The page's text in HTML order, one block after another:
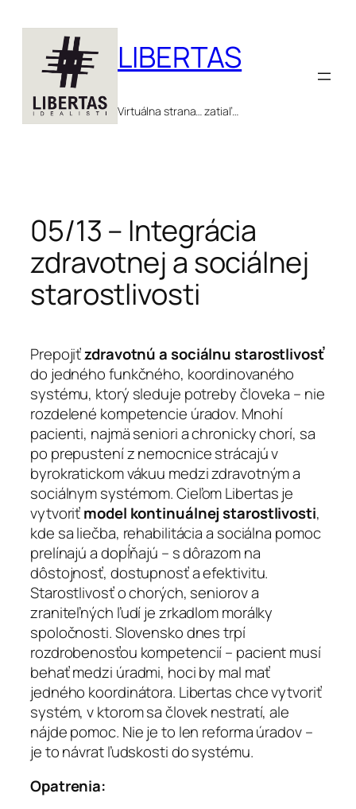
obsah
LIBERTAS
Virtuálna strana… zatiaľ…
05/13 – Integrácia
zdravotnej a sociálnej
starostlivosti
Prepojiťzdravotnú a sociálnu starostlivosť
do jedného funkčného, koordinovaného
systému, ktorý sleduje potreby človeka – nie
rozdelené kompetencie úradov. Mnohí
pacienti, najmä seniori a chronicky chorí, sa
po prepustení z nemocnice strácajú v
byrokratickom vákuu medzi zdravotným a
sociálnym systémom. Cieľom Libertas je
vytvoriťmodel kontinuálnej starostlivosti,
kde sa liečba, rehabilitácia a sociálna pomoc
prelínajú a dopĺňajú – s dôrazom na
dôstojnosť, dostupnosť a efektivitu.
Starostlivosť o chorých, seniorov a
zraniteľných ľudí je zrkadlom morálky
spoločnosti. Slovensko dnes trpí
rozdrobenosťou kompetencií – pacient musí
behať medzi úradmi, hoci by mal mať
jedného koordinátora. Libertas chce vytvoriť
systém, v ktorom sa človek nestratí, ale
nájde pomoc. Nie je to len reforma úradov –
je to návrat ľudskosti do systému.
Opatrenia: